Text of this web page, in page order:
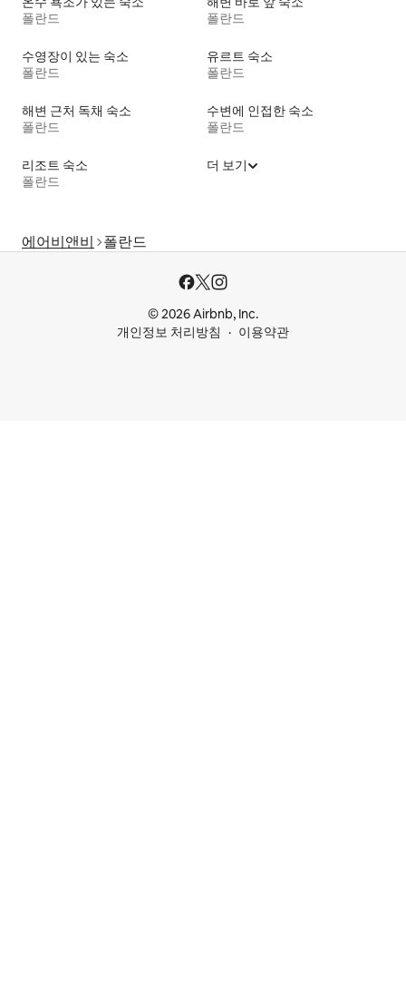
폴란드
폴란드
수영장이 있는 숙소
폴란드
유르트 숙소
폴란드
해변 근처 독채 숙소
폴란드
수변에 인접한 숙소
폴란드
리조트 숙소
폴란드
더 보기
에어비앤비 폴란드
© 2026 Airbnb, Inc.
개인정보 처리방침
이용약관